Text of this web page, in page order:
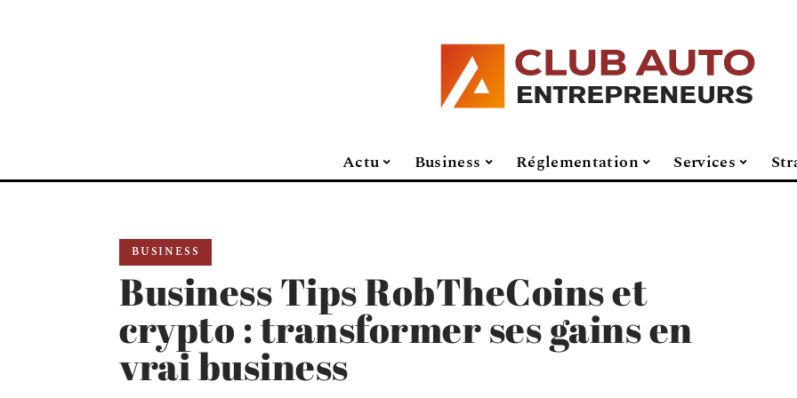
Actu Business Réglementation Services
BUSINESS
Business Tips RobTheCoins et
crypto : transformer ses gains en
vrai business